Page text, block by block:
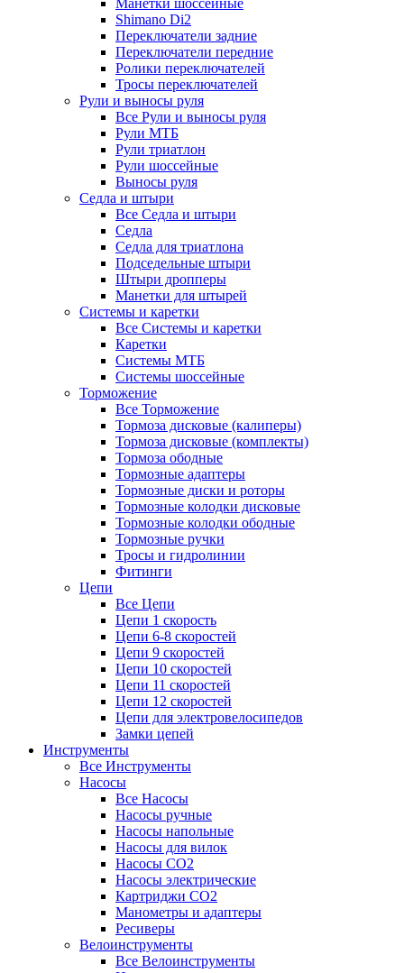
Манетки шоссейные
Shimano Di2
Переключатели задние
Переключатели передние
Ролики переключателей
Тросы переключателей
Рули и выносы руля
Все Рули и выносы руля
Рули МТБ
Рули триатлон
Рули шоссейные
Выносы руля
Седла и штыри
Все Седла и штыри
Седла
Седла для триатлона
Подседельные штыри
Штыри дропперы
Манетки для штырей
Системы и каретки
Все Системы и каретки
Каретки
Системы МТБ
Системы шоссейные
Торможение
Все Торможение
Тормоза дисковые (калиперы)
Тормоза дисковые (комплекты)
Тормоза ободные
Тормозные адаптеры
Тормозные диски и роторы
Тормозные колодки дисковые
Тормозные колодки ободные
Тормозные ручки
Тросы и гидролинии
Фитинги
Цепи
Все Цепи
Цепи 1 скорость
Цепи 6-8 скоростей
Цепи 9 скоростей
Цепи 10 скоростей
Цепи 11 скоростей
Цепи 12 скоростей
Цепи для электровелосипедов
Замки цепей
Инструменты
Все Инструменты
Насосы
Все Насосы
Насосы ручные
Насосы напольные
Насосы для вилок
Насосы CO2
Насосы электрические
Картриджи CO2
Манометры и адаптеры
Ресиверы
Велоинструменты
Все Велоинструменты